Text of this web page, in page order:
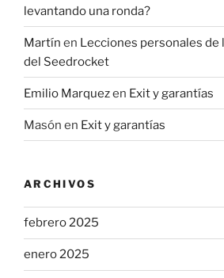
levantando una ronda?
Martín en Lecciones personales de
del Seedrocket
Emilio Marquezen Exit y garantías
Masón en Exit y garantías
ARCHIVOS
febrero 2025
enero 2025